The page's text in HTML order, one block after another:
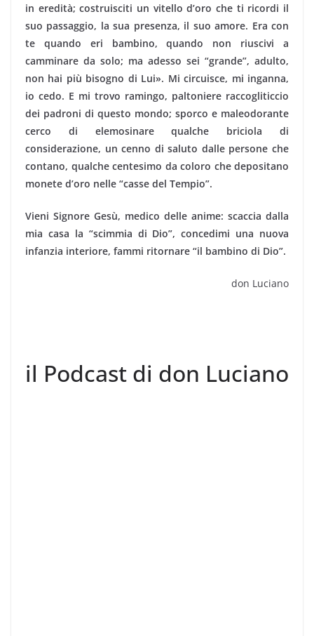
in eredità; costruisciti un vitello d’oro che ti ricordi il
suo passaggio, la sua presenza, il suo amore. Era con
te quando eri bambino, quando non riuscivi a
camminare da solo; ma adesso sei “grande”, adulto,
non hai più bisogno di Lui». Mi circuisce, mi inganna,
io cedo. E mi trovo ramingo, paltoniere raccogliticcio
dei padroni di questo mondo; sporco e maleodorante
cerco di elemosinare qualche briciola di
considerazione, un cenno di saluto dalle persone che
contano, qualche centesimo da coloro che depositano
monete d’oro nelle “casse del Tempio”.
Vieni Signore Gesù, medico delle anime: scaccia dalla
mia casa la “scimmia di Dio”, concedimi una nuova
infanzia interiore, fammi ritornare “il bambino di Dio”.
don Luciano
il Podcast di don Luciano